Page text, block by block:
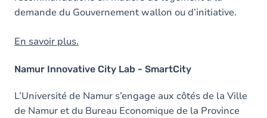
demande du Gouvernement wallon ou d’initiative.
En savoir plus.
Namur Innovative City Lab - SmartCity
L’Université de Namur s’engage aux côtés de la Ville
de Namur et du Bureau Economique de la Province